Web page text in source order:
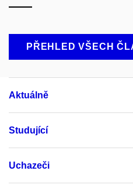
PŘEHLED VŠECH
Aktuálně
Studující
Uchazeči